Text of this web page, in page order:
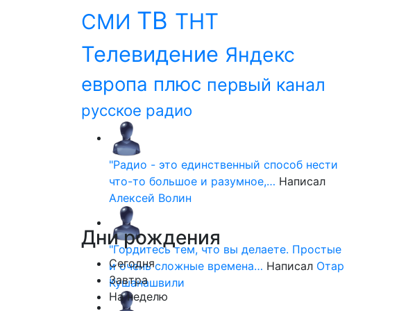
СМИ ТВ ТНТ
Телевидение Яндекс
европа плюс первый канал
русское радио
"Радио - это единственный способ нести
что-то большое и разумное,… Написал
Алексей Волин
"Гордитесь тем, что вы делаете. Простые
и очень сложные времена… Написал Отар
Кушанашвили
Днирождения
Сегодня
Завтра
На неделю